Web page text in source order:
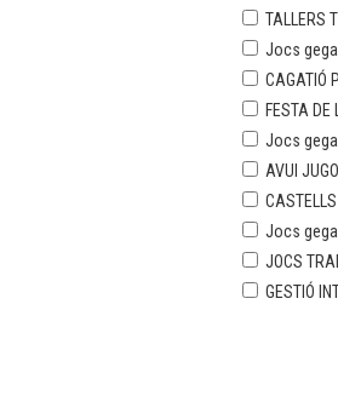
TALLERS
Jocs
CAGATIÓ
FESTA DE
Jocs
AVUI
Jocs
JOCS
GESTIÓ